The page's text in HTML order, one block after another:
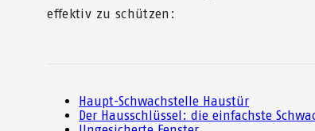
effektiv zu schützen:
Haupt-Schwachstelle Haustür
Der Hausschlüssel: die einfachste